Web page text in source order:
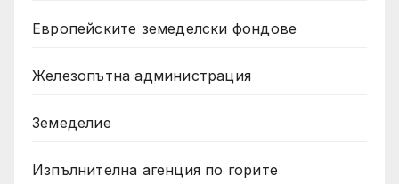
Европейските земеделски фондове
Железопътна администрация
Земеделие
Изпълнителна агенция по горите